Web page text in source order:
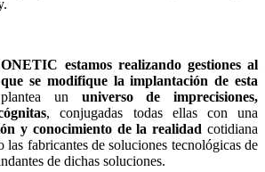
estamos realizando gestiones al
se modifique la implantación de esta
un universo de imprecisiones,
, conjugadas todas ellas con una
y conocimiento de la realidad cotidiana
las fabricantes de soluciones tecnológicas de
de dichas soluciones.